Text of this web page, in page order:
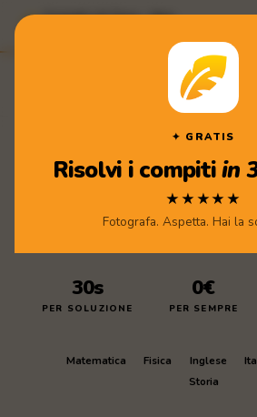
Compiti di Casa · App
✦ GRATIS
Risolvi i compitiin
★★★★★
Fotografa. Aspetta. Hai la
30s
PER SOLUZIONE
0€
PER SEMPRE
Matematica Fisica Inglese
Storia